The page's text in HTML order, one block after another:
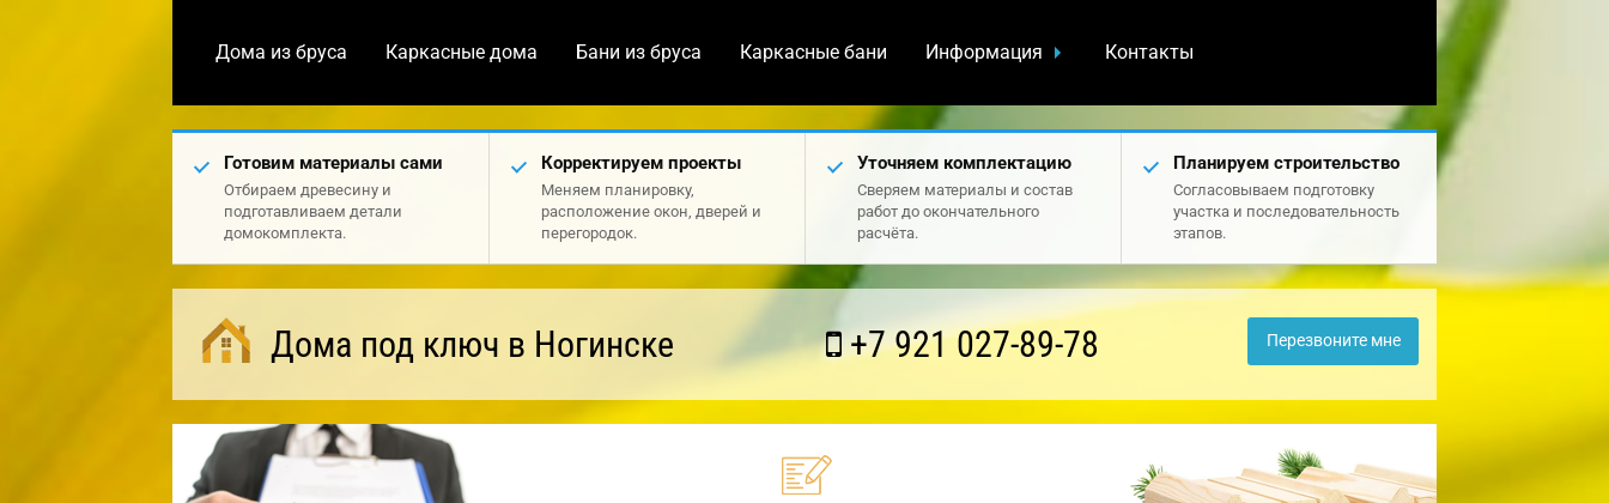
Дома из бруса Каркасные дома Бани из бруса Каркасные бани Информация Контакты
Готовим материалы сами
Отбираем древесину и
подготавливаем детали
домокомплекта.
Корректируем проекты
Меняем планировку,
расположение окон, дверей и
перегородок.
Уточняем комплектацию
Сверяем материалы и состав
работ до окончательного
расчёта.
Планируем строительство
Согласовываем подготовку
участка и последовательность
этапов.
Дома под ключ в Ногинске +7 921 027-89-78 Перезвоните мне